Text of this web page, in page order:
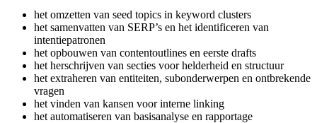
het omzetten van seed topics in keyword clusters
het samenvatten van SERP’s en het identificeren van
intentiepatronen
het opbouwen van contentoutlines en eerste drafts
het herschrijven van secties voor helderheid en structuur
het extraheren van entiteiten, subonderwerpen en ontbrekende
vragen
het vinden van kansen voor interne linking
het automatiseren van basisanalyse en rapportage